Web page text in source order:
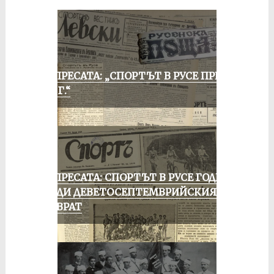
ОТ ПРЕСАТА: „СПОРТЪТ В РУСЕ ПРЕЗ
1935 Г.“
ОТ ПРЕСАТА: СПОРТЪТ В РУСЕ ГОДИНА
ПРЕДИ ДЕВЕТОСЕПТЕМВРИЙСКИЯ
ПРЕВРАТ